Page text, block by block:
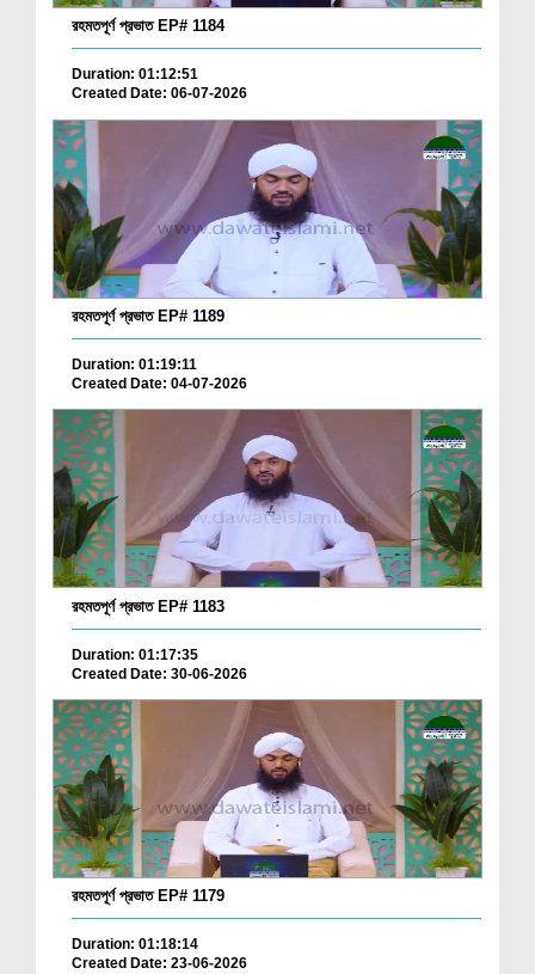
রহমতপূর্ণ প্রভাত EP# 1184
Duration: 01:12:51
Created Date: 06-07-2026
রহমতপূর্ণ প্রভাত EP# 1189
Duration: 01:19:11
Created Date: 04-07-2026
রহমতপূর্ণ প্রভাত EP# 1183
Duration: 01:17:35
Created Date: 30-06-2026
রহমতপূর্ণ প্রভাত EP# 1179
Duration: 01:18:14
Created Date: 23-06-2026